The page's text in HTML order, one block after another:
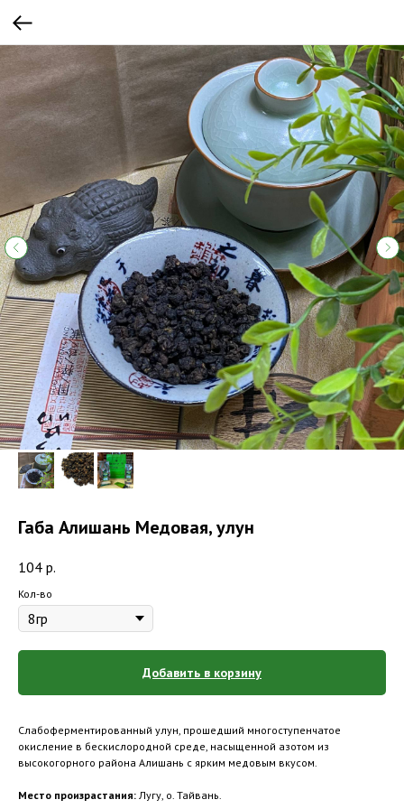
Габа Алишань Медовая, улун
104 р.
Кол-во
Добавить в корзину
Слабоферментированный улун, прошедший многоступенчатое
окисление в бескислородной среде, насыщенной азотом из
высокогорного района Алишань с ярким медовым вкусом.
Место произрастания: Лугу, о. Тайвань.